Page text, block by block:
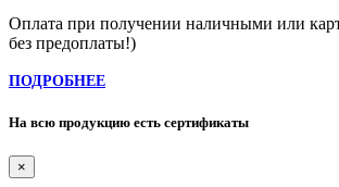
Оплата при получении наличными или
без предоплаты!)
ПОДРОБНЕЕ
На всю продукцию есть сертификаты
×